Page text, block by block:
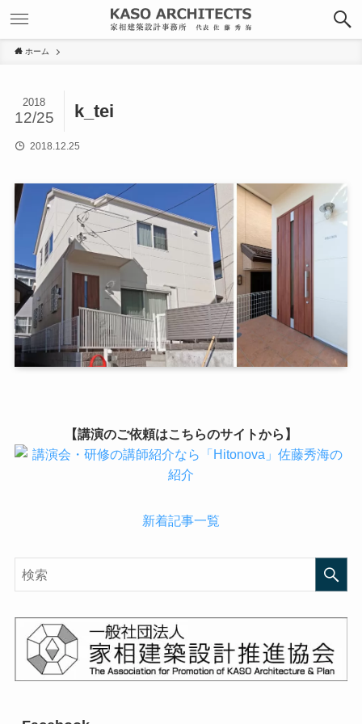
ホーム
k_tei
2018
12/25
2018.12.25
【講演のご依頼はこちらのサイトから】
新着記事一覧